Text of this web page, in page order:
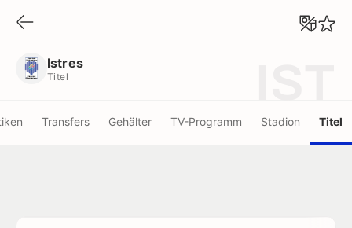
Istres
Titel
Transfers Gehälter TV-Programm Stadion Titel